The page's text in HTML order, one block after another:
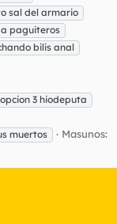
sal del armario
paguiteros
bilis anal
3 hiodeputa
muertos
Masunos: